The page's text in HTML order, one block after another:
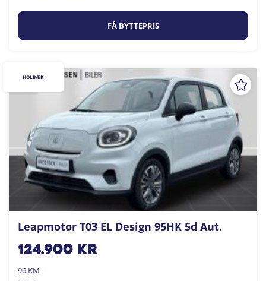
FÅ BYTTEPRIS
Leapmotor T03 EL Design 95HK 5d Aut.
124.900kr
96 KM
HOLBÆK